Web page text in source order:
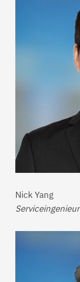
Nick Yang
Serviceingenieur